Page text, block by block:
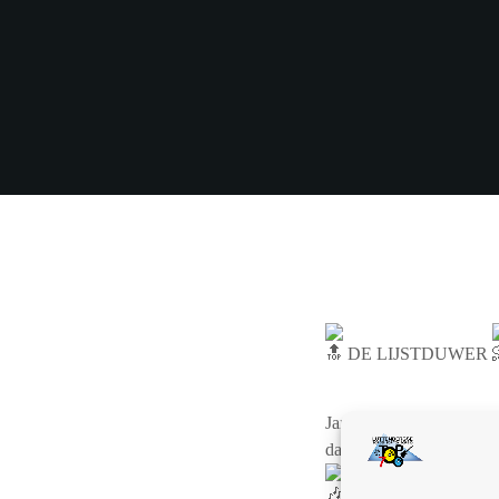
DE LIJSTDUWER
Jan vindt dat deze plaat
dat deze band meer